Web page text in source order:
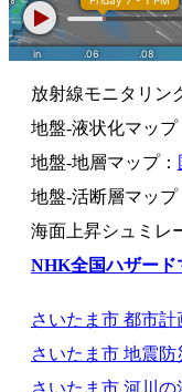
放射線モニタリン
地盤-液状化マップ
地盤-地層マップ：
地盤-活断層マップ
海面上昇シュミレ
NHK全国ハザード
さいたま市 都市
さいたま市 地震防